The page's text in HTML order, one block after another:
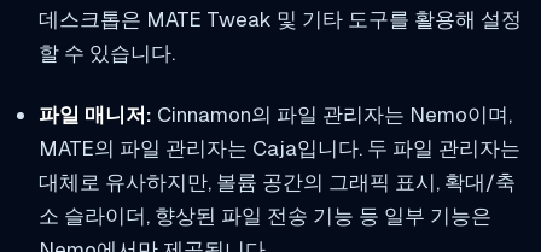
데스크톱은 MATE Tweak 및 기타 도구를 활용해 설정
할 수 있습니다.
파일 매니저: Cinnamon의 파일 관리자는 Nemo이며,
MATE의 파일 관리자는 Caja입니다. 두 파일 관리자는
대체로 유사하지만, 볼륨 공간의 그래픽 표시, 확대/축
소 슬라이더, 향상된 파일 전송 기능 등 일부 기능은